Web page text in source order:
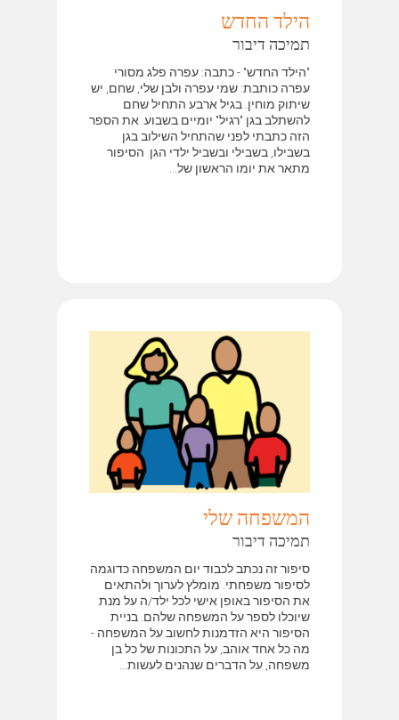
הילד החדש
תמיכה דיבור
"הילד החדש" - כתבה: עפרה פלג מסורי
עפרה כותבת: שמי עפרה ולבן שלי, שחם, יש
שיתוק מוחין. בגיל ארבע התחיל שחם
להשתלב בגן "רגיל" יומיים בשבוע. את הספר
הזה כתבתי לפני שהתחיל השילוב בגן
בשבילו, בשבילי ובשביל ילדי הגן. הסיפור
מתאר את יומו הראשון של...
המשפחה שלי
תמיכה דיבור
סיפור זה נכתב לכבוד יום המשפחה כדוגמה
לסיפור משפחתי. מומלץ לערוך ולהתאים
את הסיפור באופן אישי לכל ילד/ה על מנת
שיוכלו לספר על המשפחה שלהם. בניית
הסיפור היא הזדמנות לחשוב על המשפחה -
מה כל אחד אוהב, על התכונות של כל בן
משפחה, על הדברים שנהנים לעשות...